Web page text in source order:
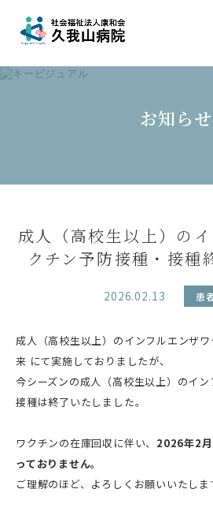
お知らせ
成人（高校生以上）の
クチン予防接種・接種
2026.02.13 患
成人（高校生以上）のインフルエンザ
来 にて実施しておりましたが、
今シーズンの成人（高校生以上）のイ
接種は終了いたしました。
ワクチンの在庫回収に伴い、 2026年2
っておりません。
ご理解のほど、よろしくお願いいたしま